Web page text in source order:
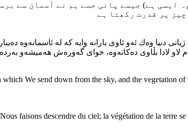
(وہ ایسی ہے) جیسے پانی جسے ہم نے آسمان سے
پر قدرت رکھتا ہے
ژیانی دنیا وه‌ك ئه‌و ئاوی بارانه وایه که له
لادا بڵاوی ده‌کاته‌وه‌، خوای گه‌وره‌ش هه‌میشه‌و
We send down from the sky, and the vegetation
faisons descendre du ciel; la végétation de la terre